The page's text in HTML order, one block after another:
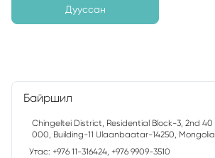
Дууссан
Байршил
Chingeltei District, Residential Block-3, 2nd 40
000, Building-11 Ulaanbaatar-14250, Mongolia
Утас: +976 11-316424, +976 9909-3510